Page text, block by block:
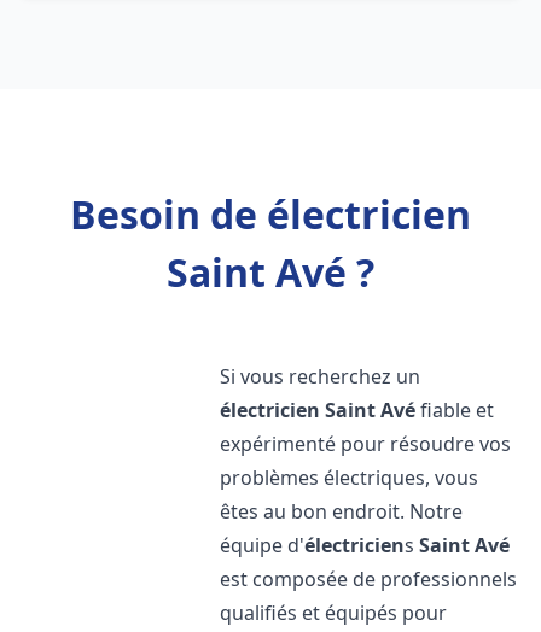
Besoin de électricien
Saint Avé ?
Si vous recherchez un
électricien Saint Avéfiable et
expérimenté pour résoudre vos
problèmes électriques, vous
êtes au bon endroit. Notre
équipe d'électriciensSaint Avé
est composée de professionnels
qualifiés et équipés pour